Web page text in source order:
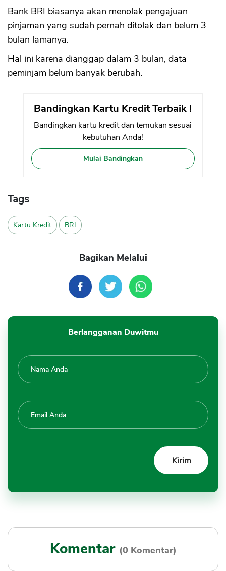
Bank BRI biasanya akan menolak pengajuan
pinjaman yang sudah pernah ditolak dan belum 3
bulan lamanya.
Hal ini karena dianggap dalam 3 bulan, data
peminjam belum banyak berubah.
Bandingkan Kartu Kredit Terbaik !
Bandingkan kartu kredit dan temukan sesuai
kebutuhan Anda!
Mulai Bandingkan
Tags
Kartu Kredit BRI
Bagikan Melalui
Berlangganan Duwitmu
Komentar (0 Komentar)